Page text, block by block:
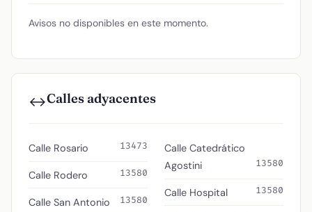
Avisos no disponibles en este momento.
↔️Calles adyacentes
Calle Rosario 13473
Calle Rodero 13580
Calle San Antonio 13580
Calle Catedrático
Agostini
13580
Calle Hospital 13580